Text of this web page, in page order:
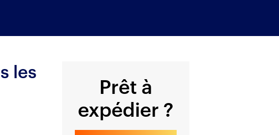
les
Prêt à
expédier ?